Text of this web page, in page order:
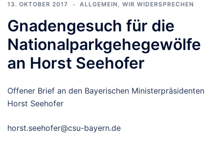
13. OKTOBER 2017 ALLGEMEIN , WIR WIDERSPRECHEN
Gnadengesuch für die
Nationalparkgehegewölfe
an Horst Seehofer
Offener Brief an den Bayerischen Ministerpräsidenten
Horst Seehofer
horst.seehofer@csu-bayern.de